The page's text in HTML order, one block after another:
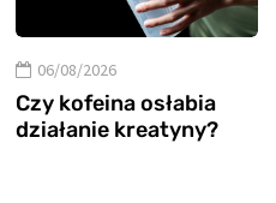
06/08/2026
Czy kofeina osłabia
działanie kreatyny?